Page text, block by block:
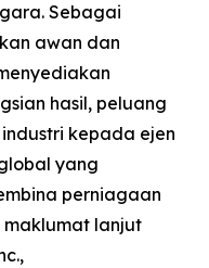
Sebagai
awan dan
hasil, peluang
kepada ejen
yang
perniagaan
maklumat lanjut